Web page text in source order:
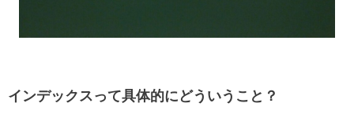
インデックスって具体的にどういうこと？